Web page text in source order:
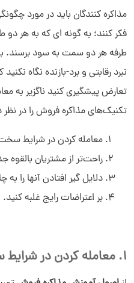
مذاکره کنندگان باید در مورد
فکر کنند؛ به گونه ای که به هر
طرفه هر دو سمت به سود برسند.
نبرد رقابتی و برد-بازنده نگاه
تعارض پیشگیری کنید ناگزیر به
تکنیک‌های مذاکره فروش را در نظر
معامله کردن در شرایط
راحت‌تر از مشتریان بالقوه
دلایل گیر افتادن آنها را
بر اعتراضات رایج غلبه کنید.
1. معامله کردن در شرایط سخت را تمرین کنید.